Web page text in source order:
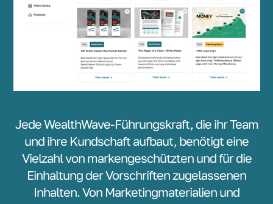
Jede WealthWave-Führungskraft, die ihr Team
und ihre Kundschaft aufbaut, benötigt eine
Vielzahl von markengeschützten und für die
Einhaltung der Vorschriften zugelassenen
Inhalten. Von Marketingmaterialien und